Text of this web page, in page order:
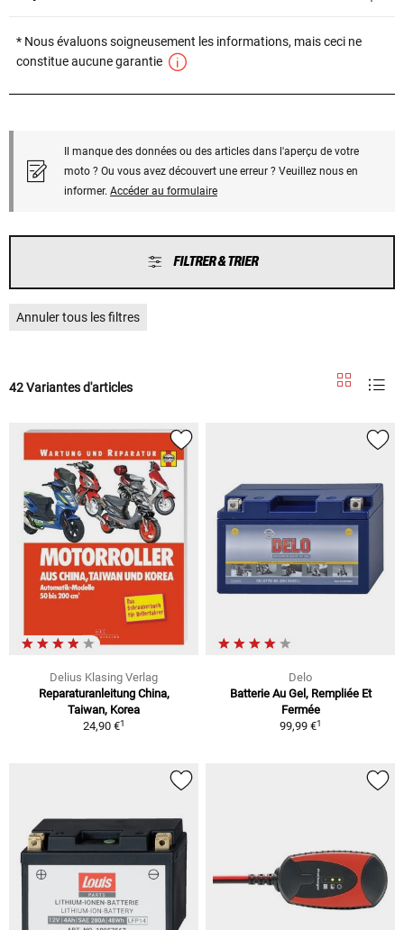
* Nous évaluons soigneusement les informations, mais ceci ne
constitue aucune garantie
Il manque des données ou des articles dans l'aperçu de votre
moto ? Ou vous avez découvert une erreur ? Veuillez nous en
informer. Accéder au formulaire
FILTRER & TRIER
Annuler tous les filtres
42 Variantes d'articles
Delius Klasing Verlag
Reparaturanleitung China,
Taiwan, Korea
24,90 €1
Delo
Batterie Au Gel, Rempliée Et
Fermée
99,99 €1